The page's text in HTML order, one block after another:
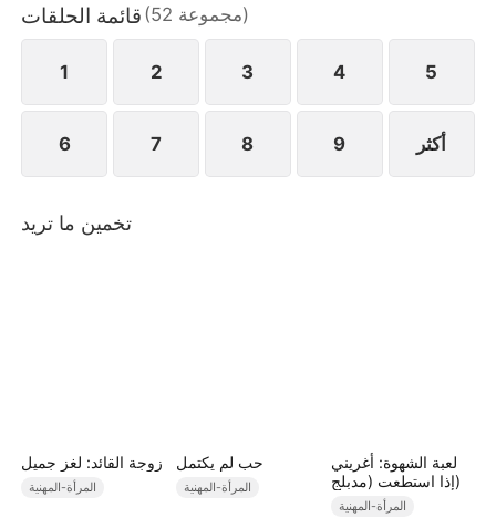
قائمة الحلقات (52 مجموعة)
1 2 3 4 5
6 7 8 9 أكثر
تخمين ما تريد
زوجة القائد: لغز جميل
المرأة-المهنية
حب لم يكتمل
المرأة-المهنية
لعبة الشهوة: أغريني
إذا استطعت (مدبلج)
المرأة-المهنية